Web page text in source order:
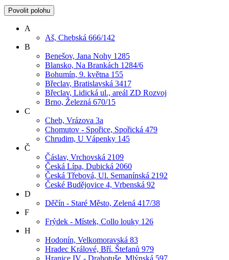
Povolit polohu
A
Aš, Chebská 666/142
B
Benešov, Jana Nohy 1285
Blansko, Na Brankách 1284/6
Bohumín, 9. května 155
Břeclav, Bratislavská 3417
Břeclav, Lidická ul., areál ZD Rozvoj
Brno, Železná 670/15
C
Cheb, Vrázova 3a
Chomutov - Spořice, Spořická 479
Chrudim, U Vápenky 145
Č
Čáslav, Vrchovská 2109
Česká Lípa, Dubická 2060
Česká Třebová, Ul. Semanínská 2192
České Budějovice 4, Vrbenská 92
D
Děčín - Staré Město, Zelená 417/38
F
Frýdek - Místek, Collo louky 126
H
Hodonín, Velkomoravská 83
Hradec Králové, Bří. Štefanů 979
Hranice IV - Drahotuše, Mlýnská 597